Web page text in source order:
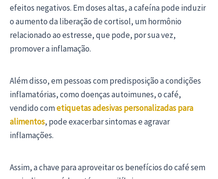
efeitos negativos. Em doses altas, a cafeína pode induzir
o aumento da liberação de cortisol, um hormônio
relacionado ao estresse, que pode, por sua vez,
promover a inflamação.
Além disso, em pessoas com predisposição a condições
inflamatórias, como doenças autoimunes, o café,
vendido cometiquetas adesivas personalizadas para
alimentos, pode exacerbar sintomas e agravar
inflamações.
Assim, a chave para aproveitar os benefícios do café sem